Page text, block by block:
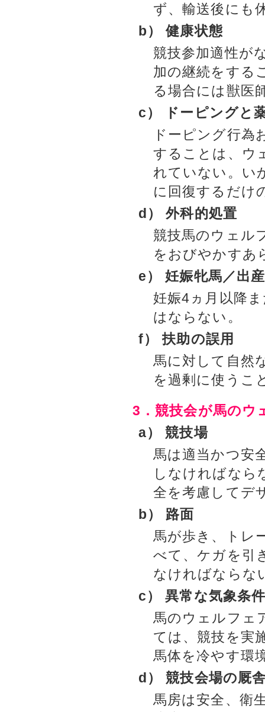
ず、輸送後にも
b） 健康状態
競技参加適性が
加の継続をする
る場合には獣医
c） ドーピングと
ドーピング行為
することは、ウ
れていない。い
に回復するだけ
d） 外科的処置
競技馬のウェル
をおびやかすあ
e） 妊娠牝馬／出
妊娠4ヵ月以降
はならない。
f） 扶助の誤用
馬に対して自然
を過剰に使うこ
3．競技会が馬のウ
a） 競技場
馬は適当かつ安
しなければなら
全を考慮してデ
b） 路面
馬が歩き、トレ
べて、ケガを引
なければならな
c） 異常な気象条
馬のウェルフェ
ては、競技を実
馬体を冷やす環
d） 競技会場の厩
馬房は安全、衛